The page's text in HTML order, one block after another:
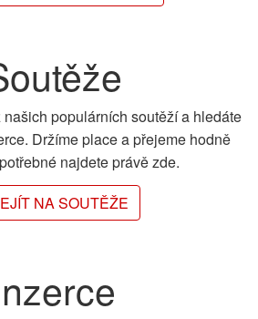
populárních soutěží a hledáte
Držíme place a přejeme hodně
najdete právě zde.
NA SOUTĚŽE